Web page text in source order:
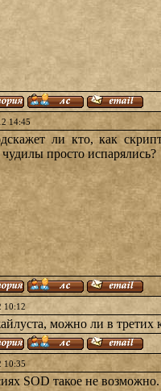
14:45
ли кто, как
просто испарялись?
10:12
можно ли в третих
10:35
SOD такое не возможно.